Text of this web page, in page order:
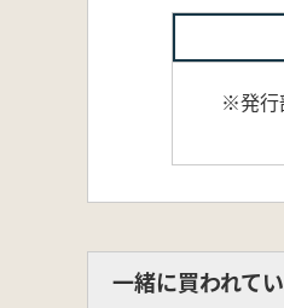
※発行
一緒に買われて